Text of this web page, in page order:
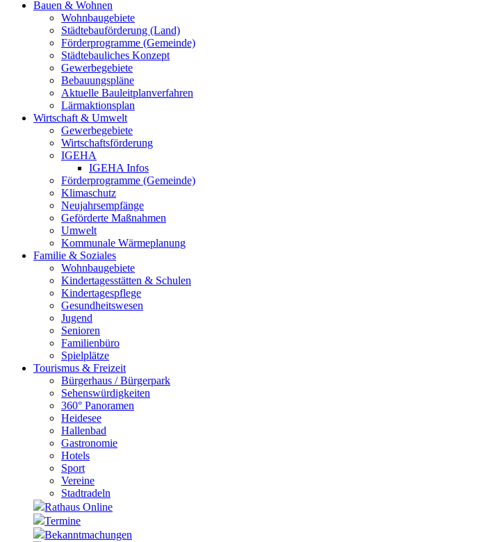
Bauen & Wohnen
Wohnbaugebiete
Städtebauförderung (Land)
Förderprogramme (Gemeinde)
Städtebauliches Konzept
Gewerbegebiete
Bebauungspläne
Aktuelle Bauleitplanverfahren
Lärmaktionsplan
Wirtschaft & Umwelt
Gewerbegebiete
Wirtschaftsförderung
IGEHA
IGEHA Infos
Förderprogramme (Gemeinde)
Klimaschutz
Neujahrsempfänge
Geförderte Maßnahmen
Umwelt
Kommunale Wärmeplanung
Familie & Soziales
Wohnbaugebiete
Kindertagesstätten & Schulen
Kindertagespflege
Gesundheitswesen
Jugend
Senioren
Familienbüro
Spielplätze
Tourismus & Freizeit
Bürgerhaus / Bürgerpark
Sehenswürdigkeiten
360° Panoramen
Heidesee
Hallenbad
Gastronomie
Hotels
Sport
Vereine
Stadtradeln
Rathaus Online
Termine
Bekanntmachungen